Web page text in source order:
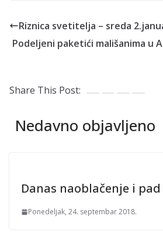
Riznica svetitelja – sreda
Podeljeni paketići mališanima u
Share This Post:
Nedavno objavljeno
Danas naoblačenje i
Ponedeljak, 24. septembar 2018.